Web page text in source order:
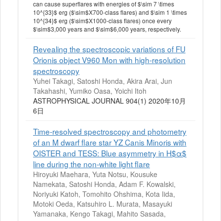
can cause superflares with energies of $\sim 7 \times
10^{33}$ erg ($\sim$X700-class flares) and $\sim 1 \times
10^{34}$ erg ($\sim$X1000-class flares) once every
$\sim$3,000 years and $\sim$6,000 years, respectively.
Revealing the spectroscopic variations of FU
Orionis object V960 Mon with high-resolution
spectroscopy
Yuhei Takagi, Satoshi Honda, Akira Arai, Jun
Takahashi, Yumiko Oasa, Yoichi Itoh
ASTROPHYSICAL JOURNAL 904(1) 2020年10月
6日
Time-resolved spectroscopy and photometry
of an M dwarf flare star YZ Canis Minoris with
OISTER and TESS: Blue asymmetry in H$α$
line during the non-white light flare
Hiroyuki Maehara, Yuta Notsu, Kousuke
Namekata, Satoshi Honda, Adam F. Kowalski,
Noriyuki Katoh, Tomohito Ohshima, Kota Iida,
Motoki Oeda, Katsuhiro L. Murata, Masayuki
Yamanaka, Kengo Takagi, Mahito Sasada,